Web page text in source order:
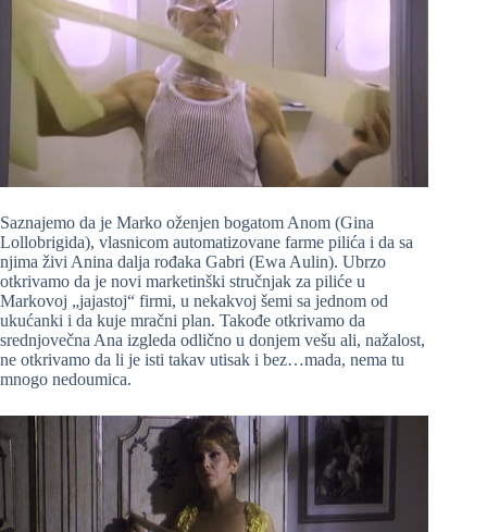
Saznajemo da je Marko oženjen bogatom Anom (Gina
Lollobrigida), vlasnicom automatizovane farme pilića i da sa
njima živi Anina dalja rođaka Gabri (Ewa Aulin). Ubrzo
otkrivamo da je novi marketinški stručnjak za piliće u
Markovoj „jajastoj“ firmi, u nekakvoj šemi sa jednom od
ukućanki i da kuje mračni plan. Takođe otkrivamo da
srednjovečna Ana izgleda odlično u donjem vešu ali, nažalost,
ne otkrivamo da li je isti takav utisak i bez…mada, nema tu
mnogo nedoumica.